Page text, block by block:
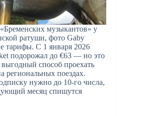
«Бременских музыкантов» у
ратуши, фото Gaby
тарифы. С 1 января 2026
подорожал до €63 — но это
способ проехать
региональных поездах.
нужно до 10-го числа,
месяц спишутся